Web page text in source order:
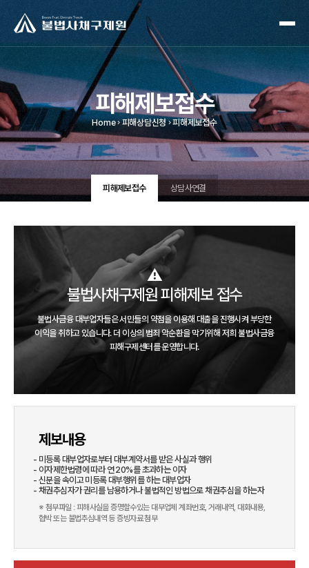
피해제보접수
Home 피해상담신청 피해제보접수
피해제보접수 상담사연결
⚠️
불법사채구제원 피해제보 접수
불법사금융 대부업자들은 서민들의 약점을 이용해 대출을 진행시켜 부당한
이익을 취하고 있습니다.더 이상의 범죄 악순환을 막기위해 저희 불법사금융
피해구제센터를 운영합니다.
제보내용
미등록 대부업자로부터 대부계약서를 받은 사실과 행위
이자제한법령에 따라 연 20%를 초과하는 이자
신분을 속이고 미등록 대부행위를 하는 대부업자
채권추심자가 권리를 남용하거나 불법적인 방법으로 채권추심을 하는자
※ 첨부파일 : 피해사실을 증명할수있는 대부업체 계좌번호, 거래내역, 대화내용,
협박 또는 불법추심내역 등 증빙자료 첨부